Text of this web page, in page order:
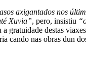
axigantados nos
Xuvia”, pero, insistiu
a gratuidade destas viaxes
cando nas obras dun